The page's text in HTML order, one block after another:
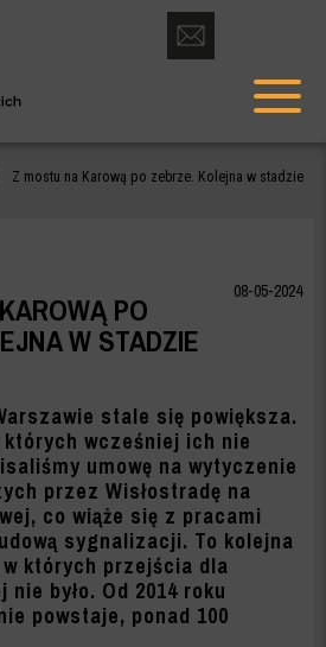
otwórz
formularz
kontaktowy
menu
Z mostu na Karową po zebrze. Kolejna w stadzie
08-05-2024
PO
W STADZIE
stale się powiększa.
wcześniej ich nie
umowę na wytyczenie
przez Wisłostradę na
co wiąże się z pracami
sygnalizacji. To kolejna
których przejścia dla
było. Od 2014 roku
powstaje, ponad 100